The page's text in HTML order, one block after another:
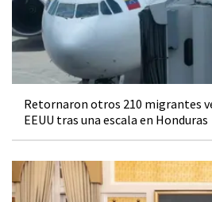
Retornaron otros 210 migrantes
EEUU tras una escala en Honduras